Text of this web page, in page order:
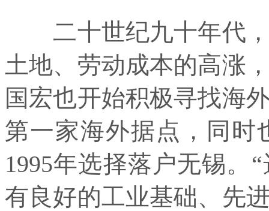
二十世纪九十年代，
土地、劳动成本的高涨
国宏也开始积极寻找海
第一家海外据点，同时
1995年选择落户无锡。
有良好的工业基础、先